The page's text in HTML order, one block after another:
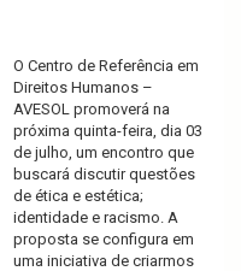
O Centro de Referência em
Direitos Humanos –
AVESOL promoverá na
próxima quinta-feira, dia 03
de julho, um encontro que
buscará discutir questões
de ética e estética;
identidade e racismo. A
proposta se configura em
uma iniciativa de criarmos